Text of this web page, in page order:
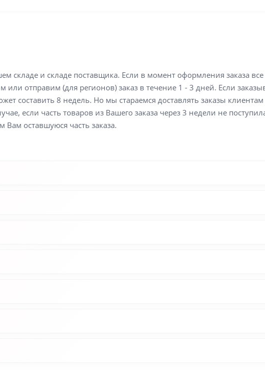
складе и складе поставщика. Если в момент оформления заказа
отправим (для регионов) заказ в течение 1 - 3 дней. Если
составить 8 недель. Но мы стараемся доставлять заказы
если часть товаров из Вашего заказа через 3 недели не
оставшуюся часть заказа.